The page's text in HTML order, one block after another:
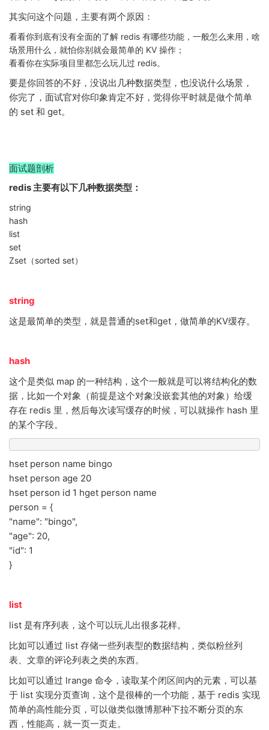
其实问这个问题，主要有两个原因：
看看你到底有没有全面的了解 redis 有哪些功能，一般怎么来用，啥
场景用什么，就怕你别就会最简单的 KV 操作；
看看你在实际项目里都怎么玩儿过 redis。
要是你回答的不好，没说出几种数据类型，也没说什么场景，
你完了，面试官对你印象肯定不好，觉得你平时就是做个简单
的 set 和 get。
面试题剖析
redis 主要有以下几种数据类型：
string
hash
list
set
Zset（sorted set）
string
这是最简单的类型，就是普通的set和get，做简单的KV缓存。
hash
这个是类似 map 的一种结构，这个一般就是可以将结构化的数
据，比如一个对象（前提是这个对象没嵌套其他的对象）给缓
存在 redis 里，然后每次读写缓存的时候，可以就操作 hash 里
的某个字段。
hset person name bingo
hset person age 20
hset person id 1 hget person name
person = {
"name": "bingo",
"age": 20,
"id": 1
}
list
list 是有序列表，这个可以玩儿出很多花样。
比如可以通过 list 存储一些列表型的数据结构，类似粉丝列
表、文章的评论列表之类的东西。
比如可以通过 lrange 命令，读取某个闭区间内的元素，可以基
于 list 实现分页查询，这个是很棒的一个功能，基于 redis 实现
简单的高性能分页，可以做类似微博那种下拉不断分页的东
西，性能高，就一页一页走。